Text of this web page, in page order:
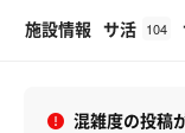
施設情報 サ活 104
混雑度の投稿